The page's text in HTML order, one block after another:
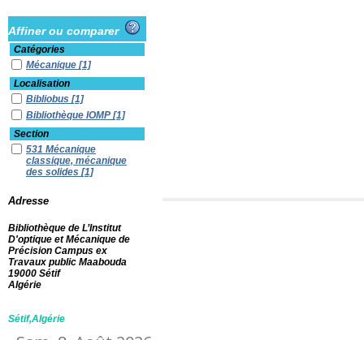
Affiner ou comparer
Catégories
Mécanique [1]
Localisation
Bibliobus [1]
Bibliothèque IOMP [1]
Section
531 Mécanique
classique, mécanique
des solides [1]
Adresse
Bibliothèque de L’Institut
D'optique et Mécanique de
Précision Campus ex
Travaux public Maabouda
19000 Sétif
Algérie
Sétif,Algérie